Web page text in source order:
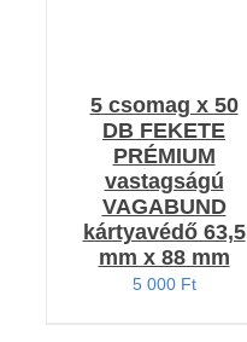
5 csomag x 50
DB FEKETE
PRÉMIUM
vastagságú
VAGABUND
kártyavédő 63,5
mm x 88 mm
5 000 Ft